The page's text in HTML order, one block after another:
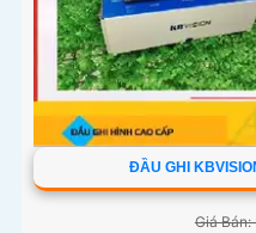
ĐẦU GHI
Giá